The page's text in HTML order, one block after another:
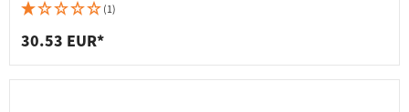
(1)
30.53 EUR*